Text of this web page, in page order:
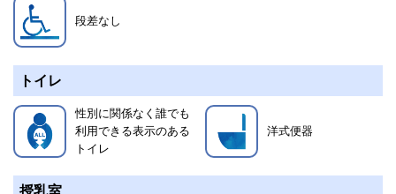
段差なし
トイレ
性別に関係なく誰でも
利用できる表示のある
トイレ
洋式便器